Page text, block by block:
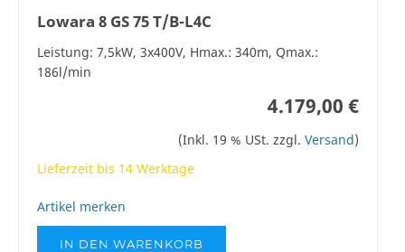
Lowara 8 GS 75 T/B-L4C
Leistung: 7,5kW, 3x400V, Hmax.: 340m, Qmax.:
186l/min
4.179,00 €
(Inkl. 19 % USt. zzgl. Versand)
Lieferzeit bis 14 Werktage
Artikel merken
IN DEN WARENKORB